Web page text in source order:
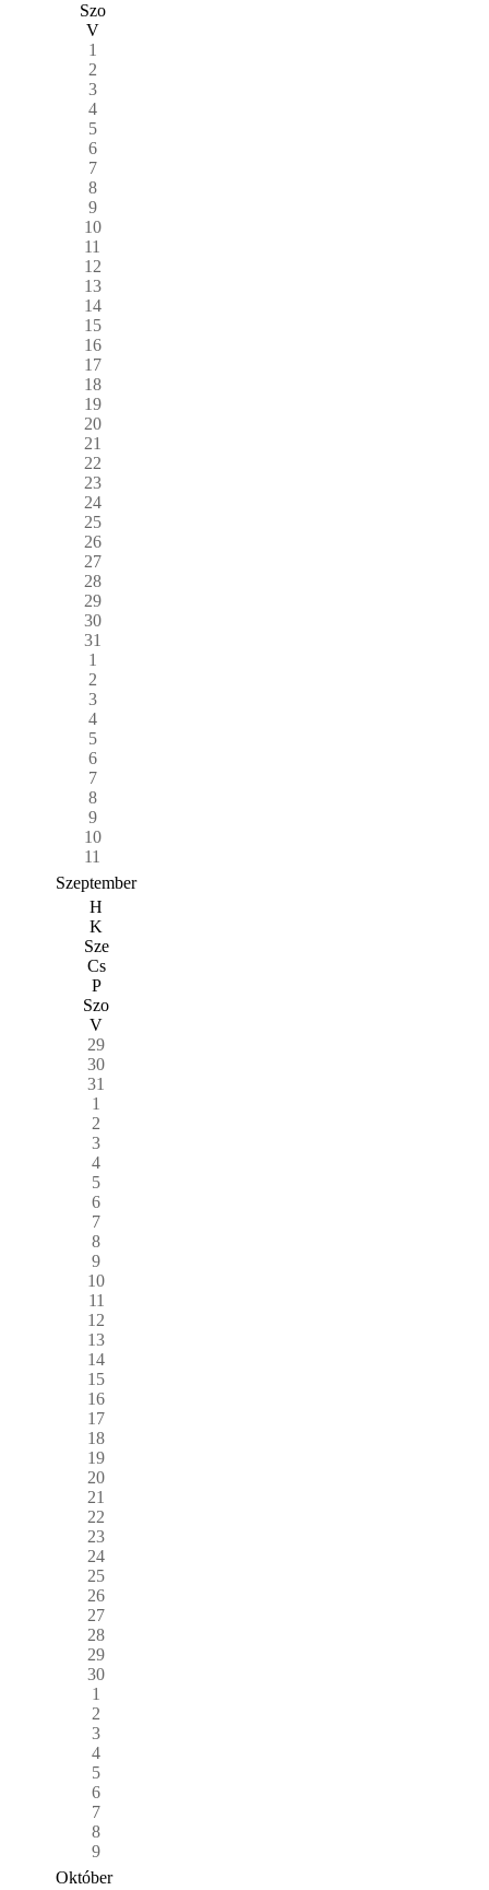
Szo
V
1
2
3
4
5
6
7
8
9
10
11
12
13
14
15
16
17
18
19
20
21
22
23
24
25
26
27
28
29
30
31
1
2
3
4
5
6
7
8
9
10
11
Szeptember
H
K
Sze
Cs
P
Szo
V
29
30
31
1
2
3
4
5
6
7
8
9
10
11
12
13
14
15
16
17
18
19
20
21
22
23
24
25
26
27
28
29
30
1
2
3
4
5
6
7
8
9
Október